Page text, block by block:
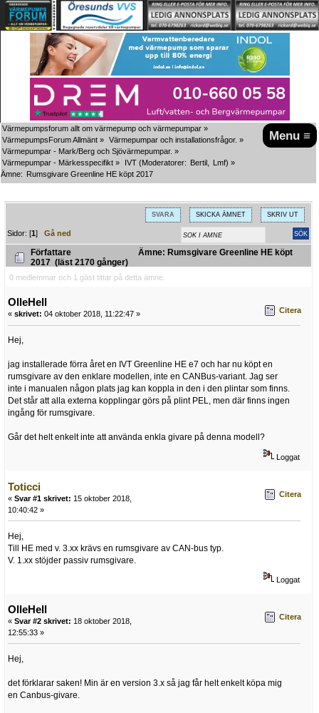
Menu ≡
Värmepumpsforum allt om värmepump och värmepumpar »
VärmepumpsForum Allmänt » Värmepumpar och installationsfrågor. »
Värmepumpar - Mark/Berg och Sjövärmepumpar. »
Värmepumpar - Märkesspecifikt » IVT (Moderatorer: Bertil Lmf) »
Ämne: Rumsgivare Greenline HE köpt 2017
SVARA SKICKA ÄMNET SKRIV UT
Sidor: [1]Gå ned
Författare
Ämne: Rumsgivare Greenline HE köpt
2017 (läst 2170 gånger)
0 medlemmar och 1 gäst tittar på detta ämne.
OlleHell
« skrivet: 04 oktober 2018, 11:22:47 » Citera
Hej,
jag installerade förra året en IVT Greenline HE e7 och har nu köpt en
rumsgivare av den enklare modellen, inte en CANBus-variant. Jag ser
inte i manualen någon plats jag kan koppla in den i den plintar som finns.
Det står att alla externa kopplingar görs på plint PEL, men där finns ingen
ingång för rumsgivare.
Går det helt enkelt inte att använda enkla givare på denna modell?
Loggat
Toticci
« Svar #1 skrivet: 15 oktober 2018,
10:40:42 »
Citera
Hej,
Till HE med v. 3.xx krävs en rumsgivare av CAN-bus typ.
V. 1.xx stöjder passiv rumsgivare.
Loggat
OlleHell
« Svar #2 skrivet: 18 oktober 2018,
12:55:33 »
Citera
Hej,
det förklarar saken! Min är en version 3.x så jag får helt enkelt köpa mig
en Canbus-givare.